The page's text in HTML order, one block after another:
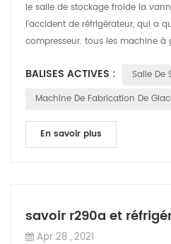
le salle de stockage froide la
l'accident de réfrigérateur, qui a
compresseur. tous les machine à
BALISES ACTIVES :
Salle De
Machine De Fabrication De
En savoir plus
savoir r290a et
Apr 28 , 2021